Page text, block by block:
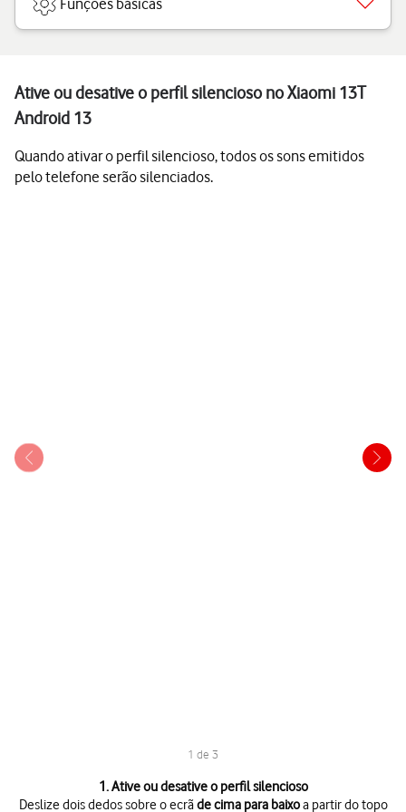
Funções básicas
Ative ou desative o perfil silencioso no Xiaomi 13T
Android 13
Quando ativar o perfil silencioso, todos os sons emitidos
pelo telefone serão silenciados.
1 de 3
1. Ative ou desative o perfil silencioso
Deslize dois dedos sobre o ecrãde cima para baixoa partir do topo